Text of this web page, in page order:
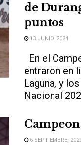
de
puntos
13 JUNIO, 2024
En el
entraron en
Laguna, y
Nacional
6 SEPTIEMBRE,